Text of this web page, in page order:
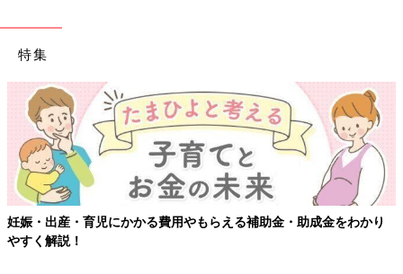
特集
妊娠・出産・育児にかかる費用やもらえる補助金・助成金をわかり
やすく解説！